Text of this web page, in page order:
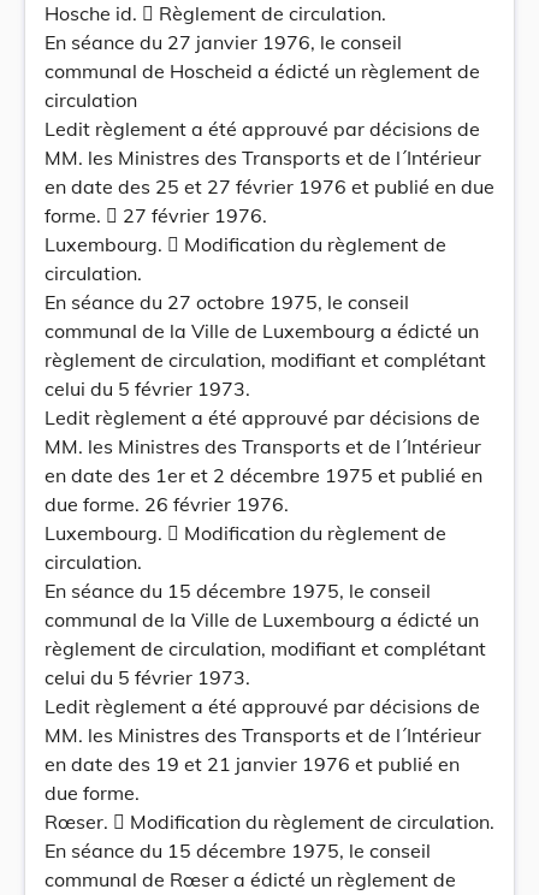
Hosche id.  Règlement de circulation.
En séance du 27 janvier 1976, le conseil
communal de Hoscheid a édicté un règlement de
circulation
Ledit règlement a été approuvé par décisions de
MM. les Ministres des Transports et de l´Intérieur
en date des 25 et 27 février 1976 et publié en due
forme.  27 février 1976.
Luxembourg.  Modification du règlement de
circulation.
En séance du 27 octobre 1975, le conseil
communal de la Ville de Luxembourg a édicté un
règlement de circulation, modifiant et complétant
celui du 5 février 1973.
Ledit règlement a été approuvé par décisions de
MM. les Ministres des Transports et de l´Intérieur
en date des 1er et 2 décembre 1975 et publié en
due forme. 26 février 1976.
Luxembourg.  Modification du règlement de
circulation.
En séance du 15 décembre 1975, le conseil
communal de la Ville de Luxembourg a édicté un
règlement de circulation, modifiant et complétant
celui du 5 février 1973.
Ledit règlement a été approuvé par décisions de
MM. les Ministres des Transports et de l´Intérieur
en date des 19 et 21 janvier 1976 et publié en
due forme.
Rœser.  Modification du règlement de circulation.
En séance du 15 décembre 1975, le conseil
communal de Rœser a édicté un règlement de